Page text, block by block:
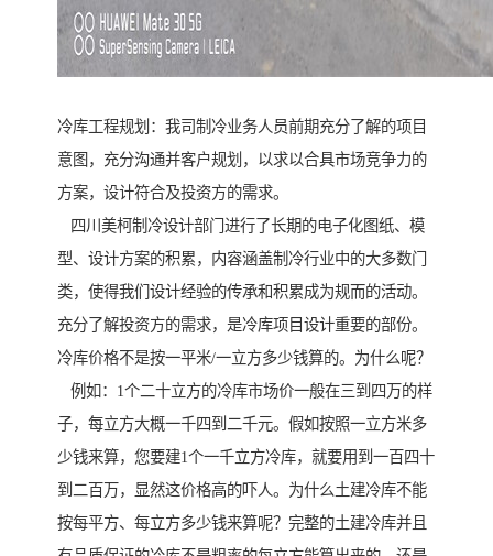
冷库工程规划：我司制冷业务人员前期充分了解的项目
意图，充分沟通并客户规划，以求以合具市场竞争力的
方案，设计符合及投资方的需求。
四川美柯制冷设计部门进行了长期的电子化图纸、模
型、设计方案的积累，内容涵盖制冷行业中的大多数门
类，使得我们设计经验的传承和积累成为规而的活动。
充分了解投资方的需求，是冷库项目设计重要的部份。
冷库价格不是按一平米/一立方多少钱算的。为什么呢？
例如：1个二十立方的冷库市场价一般在三到四万的样
子，每立方大概一千四到二千元。假如按照一立方米多
少钱来算，您要建1个一千立方冷库，就要用到一百四十
到二百万，显然这价格高的吓人。为什么土建冷库不能
按每平方、每立方多少钱来算呢？完整的土建冷库并且